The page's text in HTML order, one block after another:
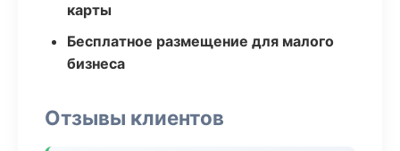
карты
Бесплатное размещение для малого
бизнеса
Отзывы клиентов